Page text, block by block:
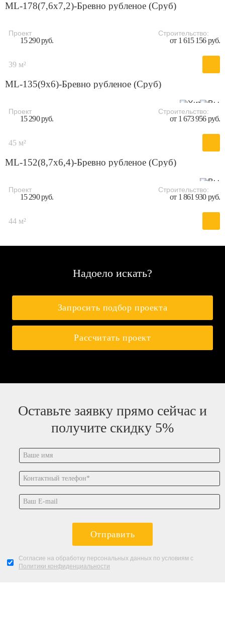
ML-178(7,6х7,2)-Бревно рубленое (Сруб)
Проект
15 290 руб.
Строительство:
от 1 615 156 руб.
39 м²
ML-135(9х6)-Бревно рубленое (Сруб)
Проект
15 290 руб.
Строительство:
от 1 673 956 руб.
45 м²
ML-152(8,7х6,4)-Бревно рубленое (Сруб)
Проект
15 290 руб.
Строительство:
от 1 861 930 руб.
44 м²
Надоело искать?
Запросить подбор проекта
Рассчитать проект
Оставьте заявку прямо сейчас и
получите скидку 5%
Отправить
Согласие на обработку персональных данных по условиям с
Политики конфиденциальности